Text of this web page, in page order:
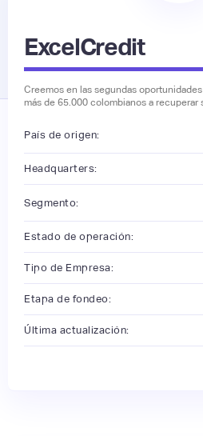
ExcelCredit
Creemos en las segundas
más de 65.000 colombianos a recuperar
País de origen:
Headquarters:
Segmento:
Estado de operación:
Tipo de Empresa:
Etapa de fondeo:
Última actualización: